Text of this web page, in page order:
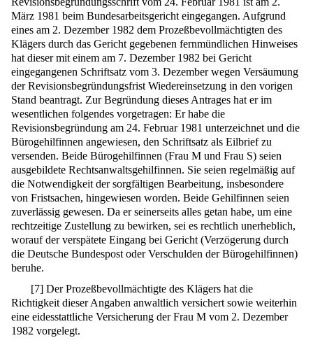
März 1981 beim Bundesarbeitsgericht eingegangen. Aufgrund
eines am 2. Dezember 1982 dem Prozeßbevollmächtigten des
Klägers durch das Gericht gegebenen fernmündlichen Hinweises
hat dieser mit einem am 7. Dezember 1982 bei Gericht
eingegangenen Schriftsatz vom 3. Dezember wegen Versäumung
der Revisionsbegründungsfrist Wiedereinsetzung in den vorigen
Stand beantragt. Zur Begründung dieses Antrages hat er im
wesentlichen folgendes vorgetragen: Er habe die
Revisionsbegründung am 24. Februar 1981 unterzeichnet und die
Bürogehilfinnen angewiesen, den Schriftsatz als Eilbrief zu
versenden. Beide Bürogehilfinnen (Frau M und Frau S) seien
ausgebildete Rechtsanwaltsgehilfinnen. Sie seien regelmäßig auf
die Notwendigkeit der sorgfältigen Bearbeitung, insbesondere
von Fristsachen, hingewiesen worden. Beide Gehilfinnen seien
zuverlässig gewesen. Da er seinerseits alles getan habe, um eine
rechtzeitige Zustellung zu bewirken, sei es rechtlich unerheblich,
worauf der verspätete Eingang bei Gericht (Verzögerung durch
die Deutsche Bundespost oder Verschulden der Bürogehilfinnen)
beruhe.
[7] Der Prozeßbevollmächtigte des Klägers hat die
Richtigkeit dieser Angaben anwaltlich versichert sowie weiterhin
eine eidesstattliche Versicherung der Frau M vom 2. Dezember
1982 vorgelegt.